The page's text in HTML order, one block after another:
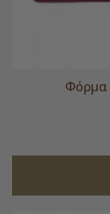
Φόρμα